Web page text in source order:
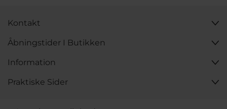
Kontakt
Åbningstider I Butikken
Information
Praktiske Sider